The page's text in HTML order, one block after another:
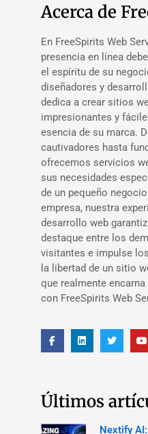
Acerca de
En FreeSpirits Web
presencia en línea
el espíritu de su
diseñadores y
dedica a crear sitios
impresionantes y
esencia de su marca.
cautivadores hasta
ofrecemos servicios
sus necesidades
de un pequeño
empresa, nuestra
desarrollo web
destaque entre los
visitantes e impulse
la libertad de un sitio
que realmente
con FreeSpirits Web
Últimos
Nextify